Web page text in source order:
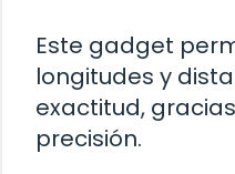
Este gadget
longitudes y
exactitud,
precisión.